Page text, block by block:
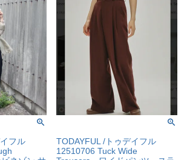
イフル
TODAYFUL /トゥデイフル
12510706 Tuck Wide